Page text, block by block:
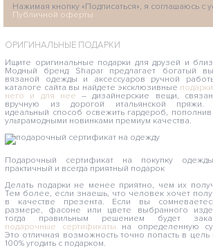
Нажимая кнопку «Подписаться», я соглашаюсь с
Публичной оферты
ОРИГИНАЛЬНЫЕ ПОДАРКИ
Ищите оригинальные подарки для друзей и
Модный бренд Shapar предлагает богатый
вязаной одежды и аксессуаров ручной
каталоге сайта вы найдете эксклюзивные
него и для нее – дизайнерские вещи,
вручную из дорогой итальянской пряжи.
идеальный способ освежить гардероб,
ультрамодными новинками премиум качества.
Подарочный сертификат на покупку
практичный и всегда приятный подарок
Делать подарки не менее приятно, чем их
Тем более, если знаешь, что человек хочет
в качестве презента. Если вы
размере, фасоне или цвете выбранного
тогда правильным решением будет
подарочные сертификаты на определенную
Это отличная возможность точно попасть в цель
100% угодить с подарком.